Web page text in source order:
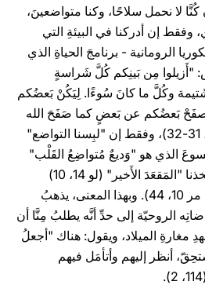
لا نحمل سلاحًا، وكنا متواضعينَ،
وفقط إن أدركنا في البيئةِ التي
الرومانية - برنامجَ الحياةِ الذي
"أَزيلوا مِن بَينِكم كُلَّ شَراسةٍ
وكُلَّ ما كانَ سُوءًا. لِيَكُنْ بَعضُكم
بَعضُكم عن بَعضٍ كما صَفَحَ الله
عنكم في المسيح" (أف 4، 31-32)، وفقط إن "لبِسنا التواضع"
بيسوعَ الذي هو "وَديعٌ مُتواضِعُ القَلْب"
(متى 11، 29)، وفقط إن اتخذنا "المَقعَدَ الأَخير" (لو 14، 10)
وصِرْنا "خُدَّامًا للجَميع" (را. مر 10، 44). وبهذا المعنى، يذهبُ
الروحيّة إلى حدِّ أنَّه يطلبُ مِنَّا أن
مغارةِ الميلاد، ويقول: هناك "أجعلُ
أنظر إليهم وأتأمَل فيهم